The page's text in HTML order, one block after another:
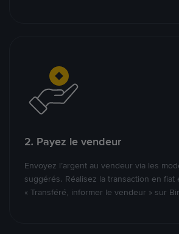
2. Payez le vendeur
Envoyez l’argent au vendeur via les
suggérés. Réalisez la transaction en fiat
« Transféré, informer le vendeur » sur